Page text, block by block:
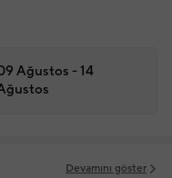
Ağustos - 14
Devamını göster